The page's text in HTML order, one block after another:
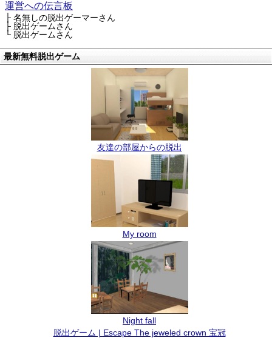
運営への伝言板
├ 名無しの脱出ゲーマーさん
├ 脱出ゲームさん
└ 脱出ゲームさん
最新無料脱出ゲーム
友達の部屋からの脱出
My room
Night fall
脱出ゲーム | Escape The jeweled crown 宝冠